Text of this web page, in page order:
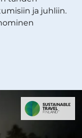
ja juhliin.